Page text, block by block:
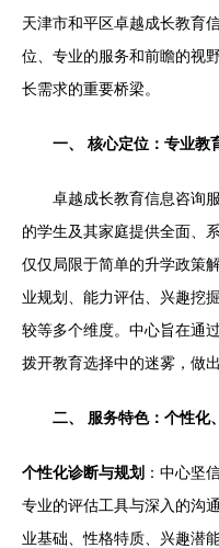
天津市和平区卓越成长教育
位、专业的服务和前瞻的视
长需求的重要桥梁。
一、 核心定位：专业教
卓越成长教育信息咨询
的学生及其家庭提供全面、
仅仅局限于简单的升学政策
业规划、能力评估、兴趣挖
较等多个维度。中心旨在通
拨开教育选择中的迷雾，做
二、 服务特色：个性化
个性化诊断与规划 ：中心坚
专业的评估工具与深入的沟
业基础、性格特质、兴趣潜